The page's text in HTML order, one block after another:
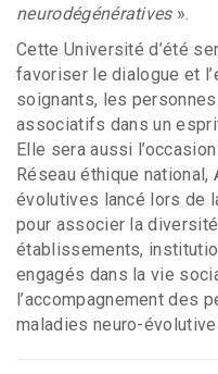
neurodégénératives».
Cette Université d’été
favoriser le dialogue et
soignants, les
associatifs dans un
Elle sera aussi
Réseau éthique
évolutives lancé lors de
pour associer la
établissements,
engagés dans la vie
l’accompagnement des
maladies neuro-